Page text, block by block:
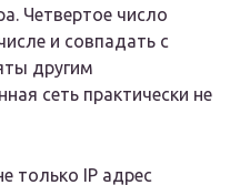
Четвертое число
и совпадать с
другим
сеть практически не
только IP адрес